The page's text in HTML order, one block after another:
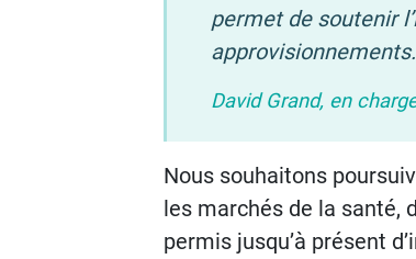
permet de soutenir
approvisionnements.
David Grand, en
Nous souhaitons
les marchés de la santé,
permis jusqu’à présent